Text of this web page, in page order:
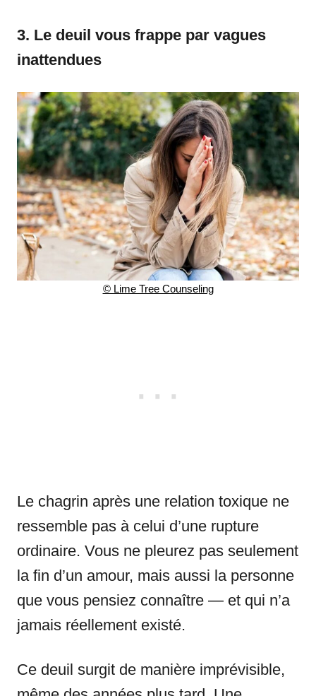
3. Le deuil vous frappe par vagues
inattendues
© Lime Tree Counseling
Le chagrin après une relation toxique ne
ressemble pas à celui d’une rupture
ordinaire. Vous ne pleurez pas seulement
la fin d’un amour, mais aussi la personne
que vous pensiez connaître — et qui n’a
jamais réellement existé.
Ce deuil surgit de manière imprévisible,